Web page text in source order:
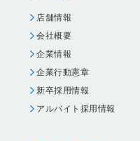
店舗情報
会社概要
企業情報
企業行動憲章
新卒採用情報
アルバイト採用情報